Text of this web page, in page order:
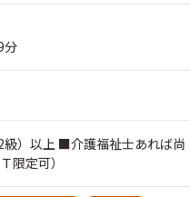
分
）以上 ■介護福祉士あれば尚
限定可）